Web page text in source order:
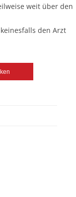
weit über den
den Arzt